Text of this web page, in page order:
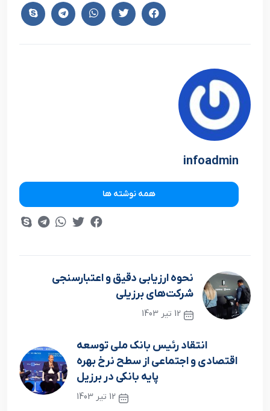
infoadmin
همه نوشته ها
نحوه ارزیابی دقیق و اعتبارسنجی
شرکت‌های برزیلی
12 تیر 1403
انتقاد رئیس بانک ملی توسعه
اقتصادی و اجتماعی از سطح نرخ بهره
پایه بانکی در برزیل
12 تیر 1403